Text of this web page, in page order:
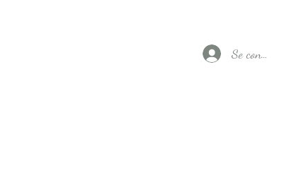
Se connecter